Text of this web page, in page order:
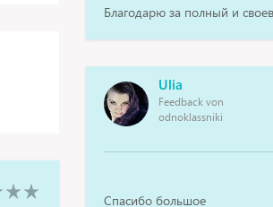
Благодарю за полный и
Ulia
Feedback von
odnoklassniki
Спасибо большое